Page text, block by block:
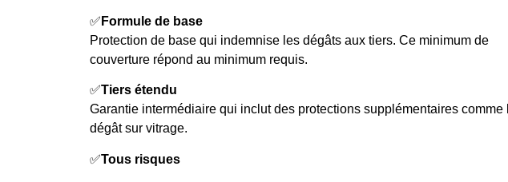
✅ Formule de base
Protection de base qui indemnise les dégâts aux tiers. Ce minimum de
couverture répond au minimum requis.
✅Tiers étendu
Garantie intermédiaire qui inclut des protections supplémentaires comme
dégât sur vitrage.
✅Tous risques